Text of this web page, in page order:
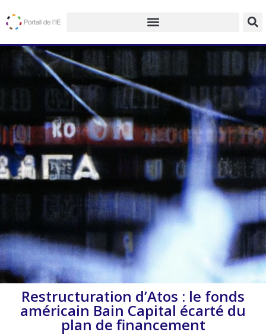
Restructuration d’Atos : le fonds
américain Bain Capital écarté du
plan de financement